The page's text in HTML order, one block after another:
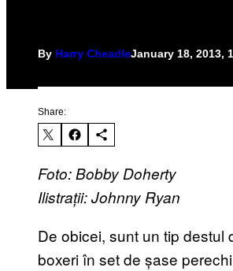
By Harry CheadleJanuary 18, 2013,
Share:
Foto: Bobby Doherty
Ilistrații: Johnny Ryan
De obicei, sunt un tip destul
boxeri în set de șase